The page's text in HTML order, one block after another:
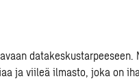
datakeskustarpeeseen.
ja viileä ilmasto, joka on